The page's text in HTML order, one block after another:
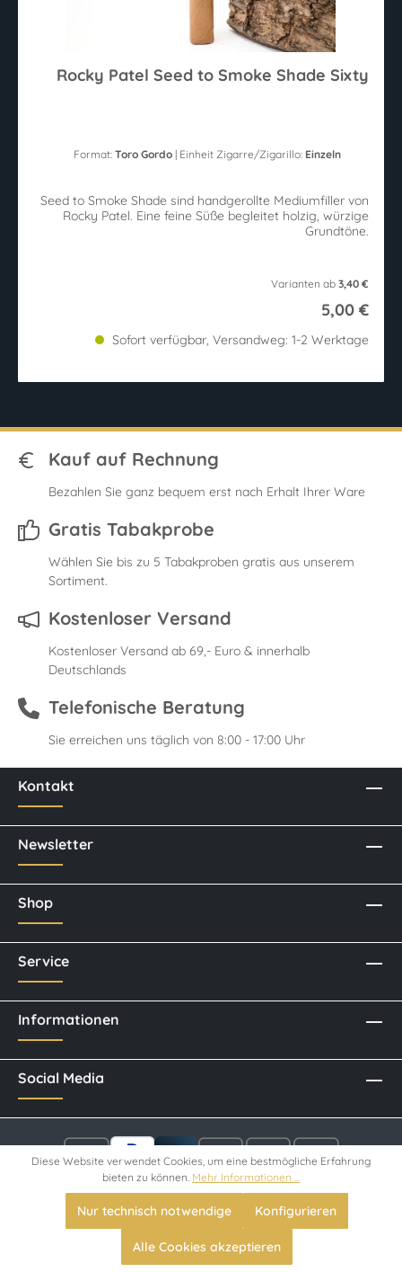
Rocky Patel Seed to Smoke Shade Sixty
Format:Toro Gordo | Einheit Zigarre/Zigarillo: Einzeln
Seed to Smoke Shade sind handgerollte Mediumfiller von
Rocky Patel. Eine feine Süße begleitet holzig, würzige
Grundtöne.
Varianten ab 3,40 €
5,00 €
Sofort verfügbar, Versandweg: 1-2 Werktage
Kauf auf Rechnung
Bezahlen Sie ganz bequem erst nach Erhalt Ihrer Ware
Gratis Tabakprobe
Wählen Sie bis zu 5 Tabakproben gratis aus unserem
Sortiment.
Kostenloser Versand
Kostenloser Versand ab 69,- Euro & innerhalb
Deutschlands
Telefonische Beratung
Sie erreichen uns täglich von 8:00 - 17:00 Uhr
Kontakt
Newsletter
Social Media
Shop
Service
Informationen
* Alle Preise inkl. gesetzl. Mehrwertsteuer zzgl.Versandkosten
und ggf. Nachnahmegebühren, wenn nicht anders angegeben.
Diese Website verwendet Cookies, um eine bestmögliche Erfahrung
bieten zu können. Mehr Informationen ...
Nur technisch notwendige Konfigurieren
Alle Cookies akzeptieren